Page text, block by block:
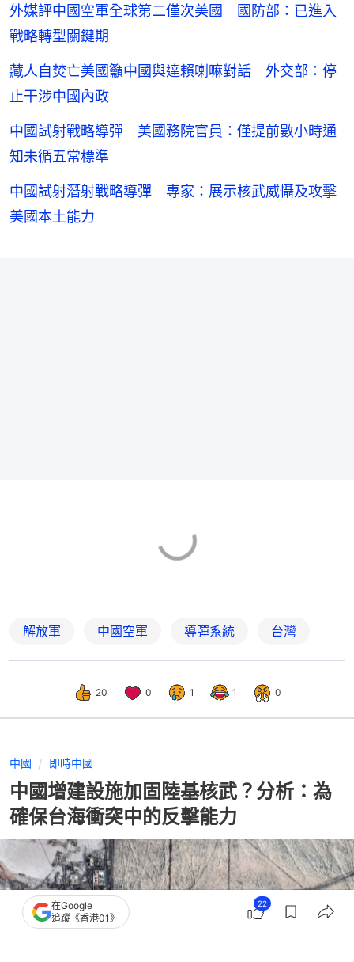
外媒評中國空軍全球第二僅次美國 國防部：已進入
戰略轉型關鍵期
藏人自焚亡美國籲中國與達賴喇嘛對話 外交部：停
止干涉中國內政
中國試射戰略導彈 美國務院官員：僅提前數小時通
知未循五常標準
中國試射潛射戰略導彈 專家：展示核武威懾及攻擊
美國本土能力
解放軍 中國空軍 導彈系統 台灣
20 0 1 1 0
中國 即時中國
中國增建設施加固陸基核武？分析：為
確保台海衝突中的反擊能力
在Google
追蹤《香港01》
22